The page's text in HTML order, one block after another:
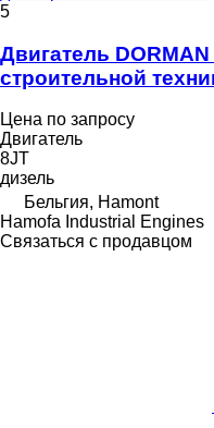
5
Двигатель
строительной
Цена по запросу
Двигатель
8JT
дизель
Бельгия, Hamont
Hamofa Industrial Engines
Связаться с продавцом